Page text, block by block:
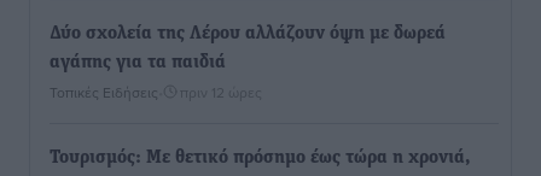
Δύο σχολεία της Λέρου αλλάζουν όψη με δωρεά
αγάπης για τα παιδιά
Τοπικές Ειδήσεις πριν 12 ώρες
Τουρισμός: Με θετικό πρόσημο έως τώρα η χρονιά,